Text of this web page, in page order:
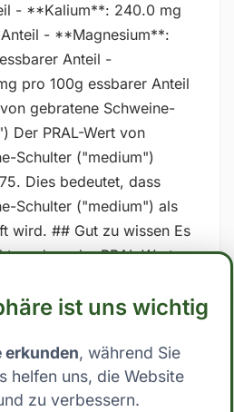
- **Kalium**: 240.0 mg
- **Magnesium**:
Anteil -
pro 100g essbarer Anteil
gebratene Schweine-
Der PRAL-Wert von
Schulter ("medium")
Dies bedeutet, dass
Schulter ("medium") als
wird. ## Gut zu wissen Es
dass der PRAL-Wert
können, je
verwendet
auch die Art und Weise,
reagiert, von
ist uns wichtig
erkunden, während Sie
helfen uns, die Website
zu verbessern.